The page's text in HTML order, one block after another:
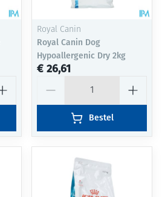
Royal Canin
Royal Canin Dog
Hypoallergenic Dry 2kg
€ 26,61
Bestel